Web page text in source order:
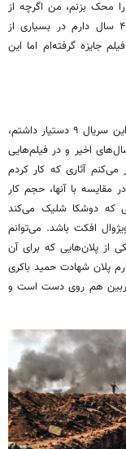
محک بزنم، من اگرچه از
۱۸ سالگی به این حرفه ورود کردم و تا الان که ۴۴ سال دارم در بسیاری از
جنگی حضور داشتم و از این تعداد برای ۵ فیلم جایزه گرفته‌ام اما این
وی درباره سختی ساخت این پروژه عنوان کرد: من در این سریال ۹ دستیار داشتم،
اخیر و در فیلم‌هایی
می‌کنم آثاری که کار کردم
در مقایسه با آنها، حجم کار
که دوشکا شلیک می‌کند
افکت باشد. می‌توانم
یکی از پلان‌هایی که برای آن
شهادت حمید باکری
هم روی دست است و